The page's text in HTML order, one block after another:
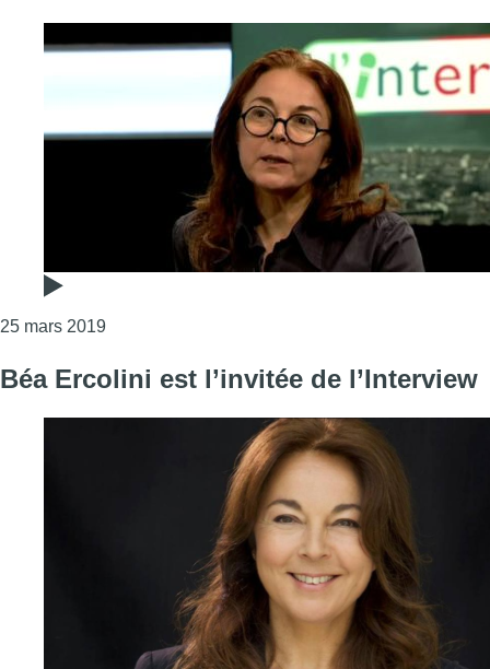
25 mars 2019Consulter l'article "Béa Ercolini : “Il y a un temps
Béa Ercolini est l’invitée de l’Interview